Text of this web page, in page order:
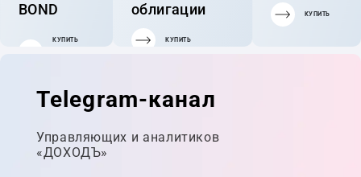
BOND
КУПИТЬ
облигации
КУПИТЬ
КУПИТЬ
Telegram-канал
Управляющих и аналитиков
«ДОХОДЪ»